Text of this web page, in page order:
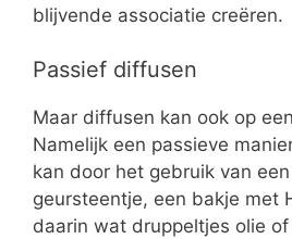
blijvende associatie creëren.
Passief diffusen
Maar diffusen kan ook op
Namelijk een passieve
kan door het gebruik van
geursteentje, een bakje met
daarin wat druppeltjes olie